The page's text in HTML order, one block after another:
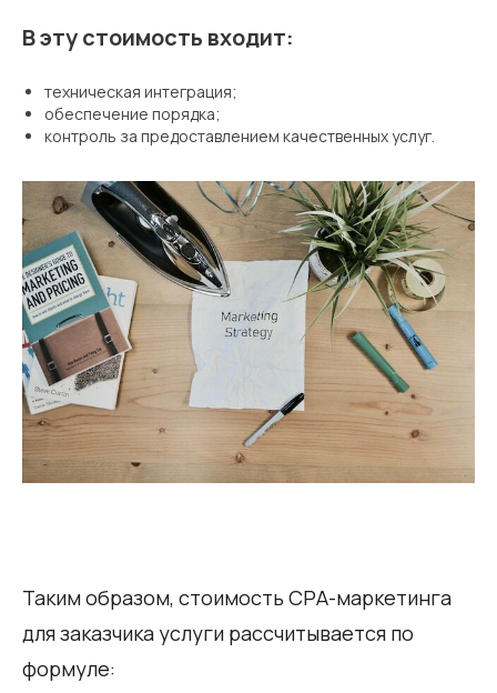
В эту стоимость входит:
техническая интеграция;
обеспечение порядка;
контроль за предоставлением качественных услуг.
Таким образом, стоимость СРА-маркетинга
для заказчика услуги рассчитывается по
формуле: